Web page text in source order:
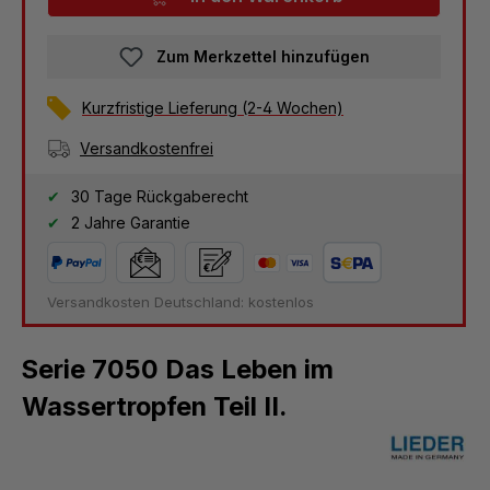
Zum Merkzettel hinzufügen
Kurzfristige Lieferung (2-4 Wochen)
Versandkostenfrei
30 Tage Rückgaberecht
2 Jahre Garantie
Versandkosten Deutschland: kostenlos
Serie 7050 Das Leben im
Wassertropfen Teil II.